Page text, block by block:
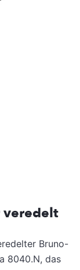
veredelt
Bruno-
8040.N, das